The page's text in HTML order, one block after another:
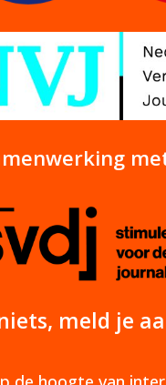
meld je